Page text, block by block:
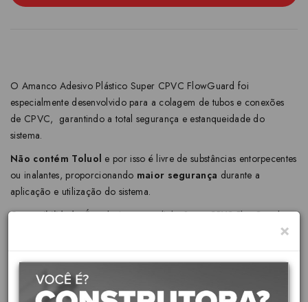
O Amanco Adesivo Plástico Super CPVC FlowGuard foi
especialmente desenvolvido para a colagem de tubos e conexões
de CPVC, garantindo a total segurança e estanqueidade do
sistema.
Não contém Toluol e por isso é livre de substâncias entorpecentes
ou inalantes, proporcionando maior segurança durante a
aplicação e utilização do sistema.
Compatibilidade:É exclusivo para a linha Super CPVC FlowGuard,
Dicas:
Para realizar uma soldagem eficiente entre tubos e conexões,
×